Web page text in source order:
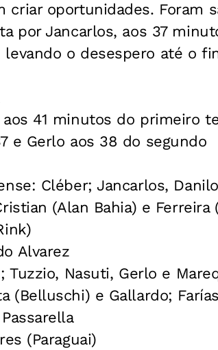
criar oportunidades. Foram
por Jancarlos, aos 37
levando o desespero até o
aos 41 minutos do primeiro
e Gerlo aos 38 do segundo
Cléber; Jancarlos,
(Alan Bahia) e
Alvarez
Tuzzio, Nasuti, Gerlo e
(Belluschi) e Gallardo;
(Paraguai)